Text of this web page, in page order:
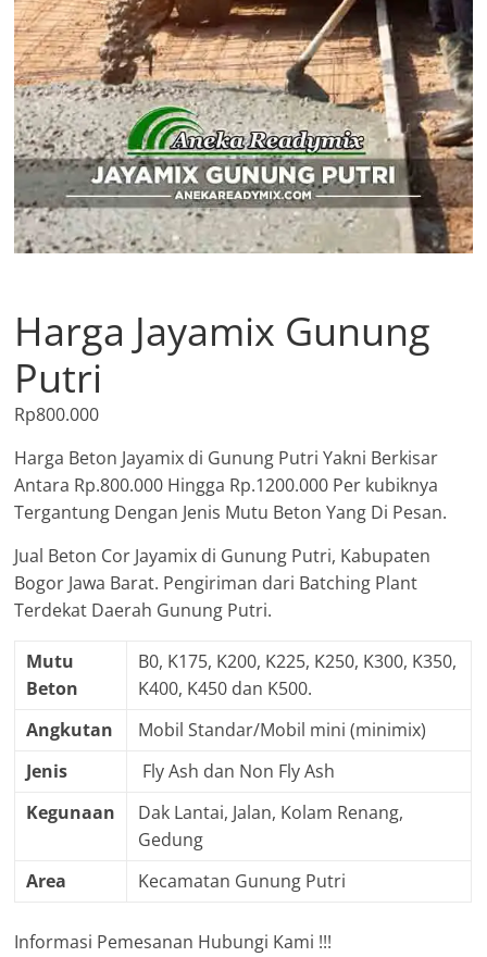
Harga Jayamix Gunung
Putri
Rp800.000
Harga Beton Jayamix di Gunung Putri Yakni Berkisar
Antara Rp.800.000 Hingga Rp.1200.000 Per kubiknya
Tergantung Dengan Jenis Mutu Beton Yang Di Pesan.
Jual Beton Cor Jayamix di Gunung Putri, Kabupaten
Bogor Jawa Barat. Pengiriman dari Batching Plant
Terdekat Daerah Gunung Putri.
Mutu
Beton
B0, K175, K200, K225, K250, K300, K350,
K400, K450 dan K500.
Angkutan
Mobil Standar/Mobil mini (minimix)
Jenis
Fly Ash dan Non Fly Ash
Kegunaan
Dak Lantai, Jalan, Kolam Renang,
Gedung
Area
Kecamatan Gunung Putri
Informasi Pemesanan Hubungi Kami !!!